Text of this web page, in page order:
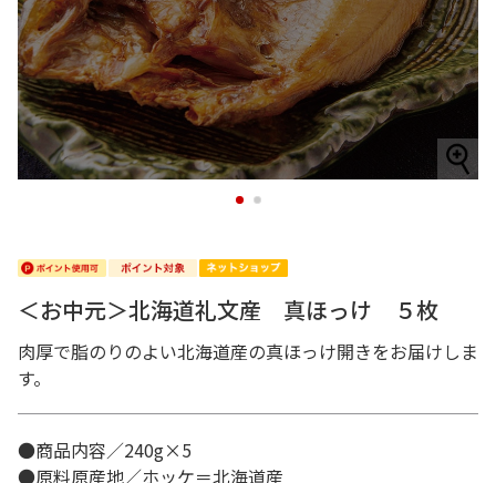
1 2
＜お中元＞北海道礼文産 真ほっけ ５枚
肉厚で脂のりのよい北海道産の真ほっけ開きをお届けしま
す。
●商品内容／240g×5
●原料原産地／ホッケ＝北海道産